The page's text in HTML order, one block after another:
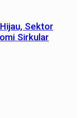
Sektor
Sirkular